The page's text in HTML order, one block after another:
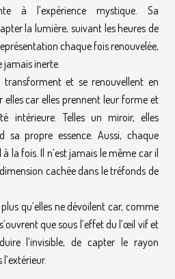
à l’expérience mystique. Sa
la lumière, suivant les heures de
chaque fois renouvelée,
jamais inerte.
et se renouvellent en
car elles prennent leur forme et
intérieure. Telles un miroir, elles
sa propre essence. Aussi, chaque
la fois. Il n’est jamais le même car il
cachée dans le tréfonds de
qu’elles ne dévoilent car, comme
que sous l’effet du l’œil vif et
l’invisible, de capter le rayon